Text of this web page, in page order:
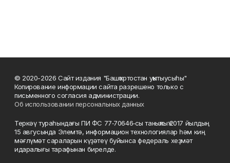
© 2020-2026 Сайт издания "Башҡортостан уҡытыусыһы"
Копирование информации сайта разрешено только с
письменного согласия администрации.
Об использовании персональных данных
Теркәү тураһындағы ПИ ФС 77‑70646‑сы таныҡлыҡ 2017 йылдың
15 авгусында Элемтә, информацион технологиялар һәм киң
мәғлүмәт сараларын күҙәтеү буйынса федераль хеҙмәт
идаралығы тарафынан бирелде.